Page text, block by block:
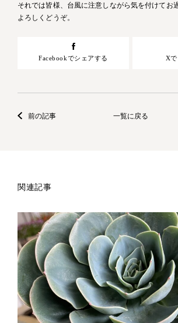
それでは皆様、台風に注意しながら気を付けてお
よろしくどうぞ。
Facebookでシェアする Xで
前の記事 一覧に戻る
関連記事